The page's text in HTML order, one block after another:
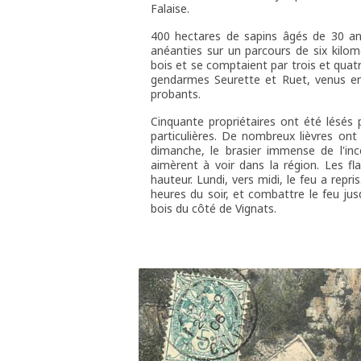
Falaise.
400 hectares de sapins âgés de 30
anéanties sur un parcours de six
bois et se comptaient par trois et
gendarmes Seurette et Ruet, venus
probants.
Cinquante propriétaires ont été lésés
particulières. De nombreux lièvres
dimanche, le brasier immense de
aimèrent à voir dans la région. Les
hauteur. Lundi, vers midi, le feu a
heures du soir, et combattre le feu
bois du côté de Vignats.